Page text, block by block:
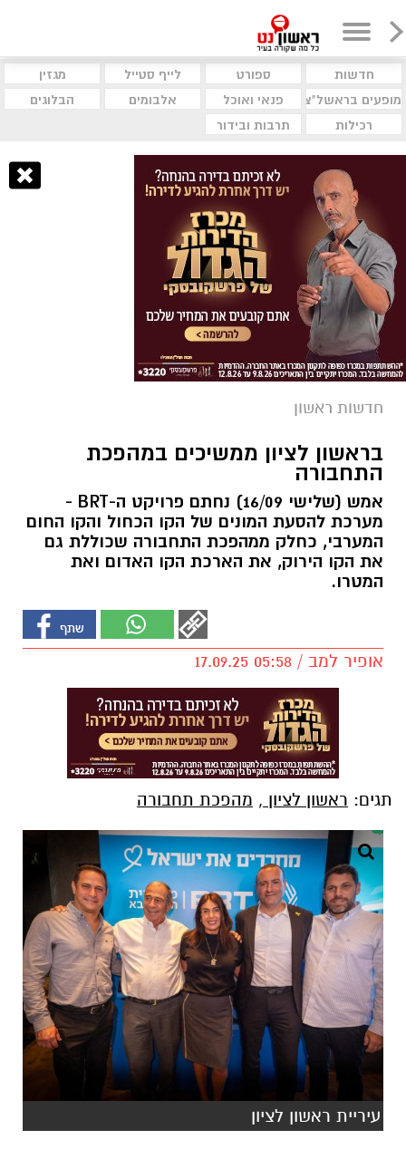
חדשות ספורט לייף סטייל
מגזין
מופעים בראשל"צ
פנאי ואוכל אלבומים
הבלוגים
רכילות
תרבות ובידור
חדשות ראשון
בראשון לציון ממשיכים במהפכת
התחבורה
אמש (שלישי 16/09) נחתם פרויקט ה-BRT -
מערכת להסעת המונים של הקו הכחול והקו החום
המערבי, כחלק ממהפכת התחבורה שכוללת גם
את הקו הירוק, את הארכת הקו האדום ואת
המטרו.
אופיר למב / 05:58 17.09.25
תגים: ראשון לציון , מהפכת תחבורה
עיריית ראשון לציון